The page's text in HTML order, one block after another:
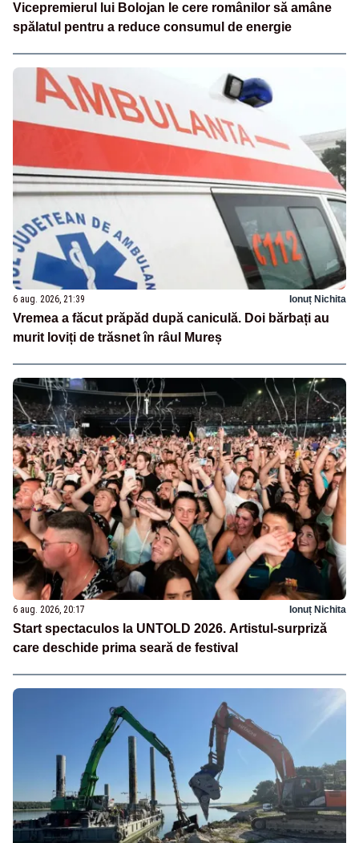
Vicepremierul lui Bolojan le cere românilor să amâne
spălatul pentru a reduce consumul de energie
6 aug. 2026, 21:39 Ionuț Nichita
Vremea a făcut prăpăd după caniculă. Doi bărbați au
murit loviți de trăsnet în râul Mureș
6 aug. 2026, 20:17 Ionuț Nichita
Start spectaculos la UNTOLD 2026. Artistul-surpriză
care deschide prima seară de festival